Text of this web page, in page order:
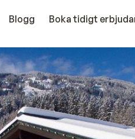
Blogg Boka tidigt